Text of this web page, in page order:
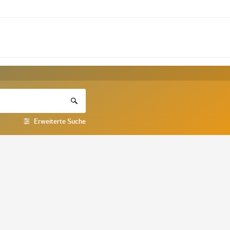
Erweiterte Suche